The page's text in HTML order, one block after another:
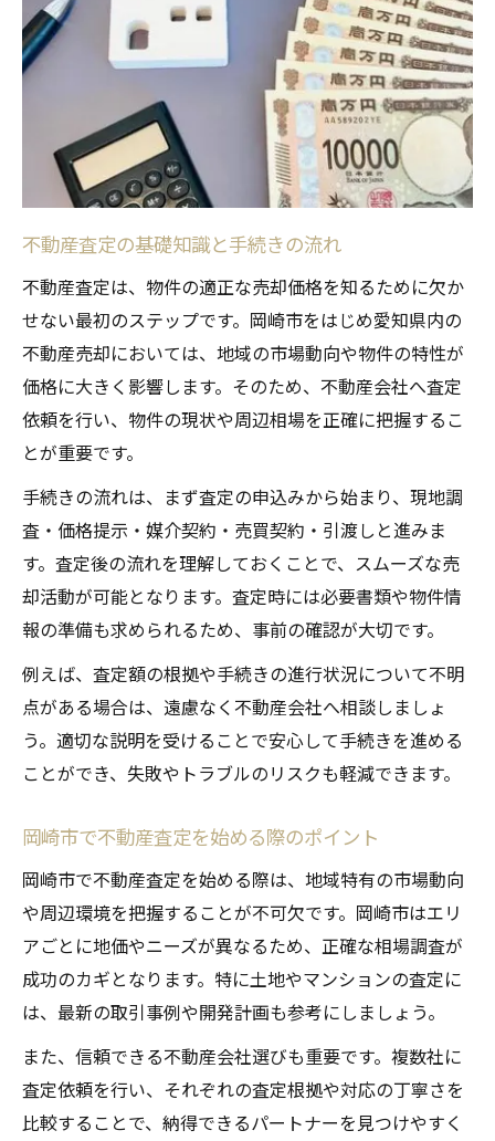
岡崎市で不動産査定を行う具体的な流れ
査定手続きに必要な事前準備のポイント
不動産査定を成功させるための段取り
スムーズな査定手続きのための準備術
安心の不動産査定を叶える手続きの秘訣
信頼できる不動産査定会社選びのポイント
安心して手続きを進めるための工夫
不動産査定時にトラブルを避ける対策
岡崎市の不動産査定で重視すべき点
不動産査定後の手続きサポート体制とは
査定手続きで気を付けたいチェックポイント
不動産査定手続きで注意すべき落とし穴
手続き前に確認したい重要チェック事項
不動産査定依頼時の注意点を把握する
査定手続きで失敗しないためのコツ
相続や売却時に活かせる査定手順とは
相続時に役立つ不動産査定手続きの進め方
不動産売却時に必要な査定手順を解説
岡崎市で相続・売却に強い査定方法とは
相続対策としての不動産査定の重要性
不動産査定の基礎知識と手続きの流れ
不動産査定は、物件の適正な売却価格を知るために欠か
せない最初のステップです。岡崎市をはじめ愛知県内の
不動産売却においては、地域の市場動向や物件の特性が
価格に大きく影響します。そのため、不動産会社へ査定
依頼を行い、物件の現状や周辺相場を正確に把握するこ
とが重要です。
手続きの流れは、まず査定の申込みから始まり、現地調
査・価格提示・媒介契約・売買契約・引渡しと進みま
す。査定後の流れを理解しておくことで、スムーズな売
却活動が可能となります。査定時には必要書類や物件情
報の準備も求められるため、事前の確認が大切です。
例えば、査定額の根拠や手続きの進行状況について不明
点がある場合は、遠慮なく不動産会社へ相談しましょ
う。適切な説明を受けることで安心して手続きを進める
ことができ、失敗やトラブルのリスクも軽減できます。
岡崎市で不動産査定を始める際のポイント
岡崎市で不動産査定を始める際は、地域特有の市場動向
や周辺環境を把握することが不可欠です。岡崎市はエリ
アごとに地価やニーズが異なるため、正確な相場調査が
成功のカギとなります。特に土地やマンションの査定に
は、最新の取引事例や開発計画も参考にしましょう。
また、信頼できる不動産会社選びも重要です。複数社に
査定依頼を行い、それぞれの査定根拠や対応の丁寧さを
比較することで、納得できるパートナーを見つけやすく